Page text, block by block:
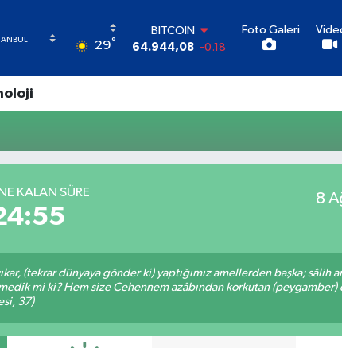
29°
BITCOIN
64.944,08 -0.18
55,2510 0.32
GRAM ALTIN
Foto Galeri
KALAN SÜRE 8
(tekrar dünyaya gönder ki) yaptığımız amellerden başka; sâlih
mi ki? Hem size Cehennem azâbından korkutan (peygamber)
37)